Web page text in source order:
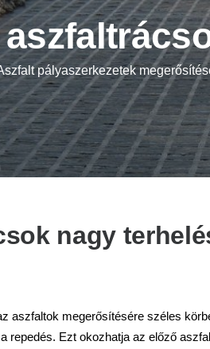
pályaszerkezetek
nagy
aszfaltok megerősítésére széles
repedés. Ezt okozhatja az előző